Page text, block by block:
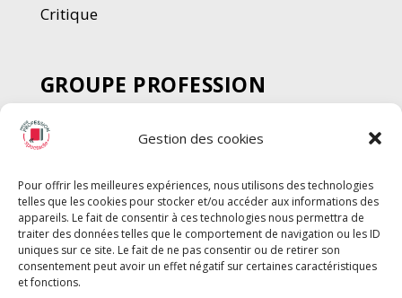
Gestion des cookies
Pour offrir les meilleures expériences, nous utilisons des technologies
telles que les cookies pour stocker et/ou accéder aux informations des
appareils. Le fait de consentir à ces technologies nous permettra de
traiter des données telles que le comportement de navigation ou les ID
uniques sur ce site. Le fait de ne pas consentir ou de retirer son
consentement peut avoir un effet négatif sur certaines caractéristiques
et fonctions.
Critique
GROUPE PROFESSION
SPECTACLE
Chèque Intermittents
Chèque Compta
Chèque Emploi Spectacle
G-Pods
Profession Audio-visuel